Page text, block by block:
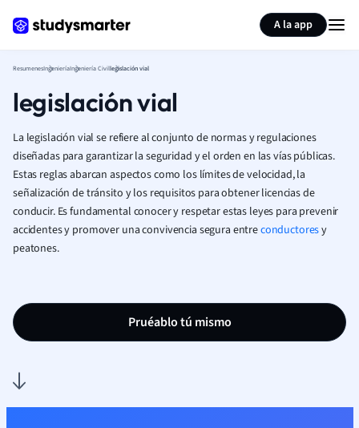
A la app
ResumenesIngenieríaIngeniería Civillegislación vial
legislación vial
La legislación vial se refiere al conjunto de normas y regulaciones
diseñadas para garantizar la seguridad y el orden en las vías públicas.
Estas reglas abarcan aspectos como los límites de velocidad, la
señalización de tránsito y los requisitos para obtener licencias de
conducir. Es fundamental conocer y respetar estas leyes para prevenir
accidentes y promover una convivencia segura entreconductoresy
peatones.
Pruéablo tú mismo
Resumir página